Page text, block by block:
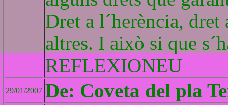
Dret a l´herència,
altres. I això si que
REFLEXIONEU
29/01/2007 De: Coveta del pla